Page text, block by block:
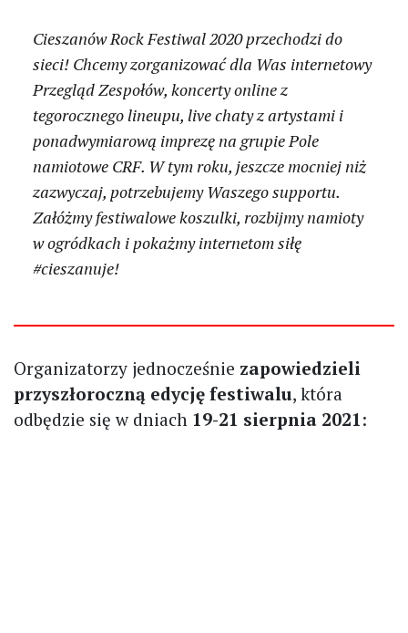
Cieszanów Rock Festiwal 2020 przechodzi do
sieci! Chcemy zorganizować dla Was internetowy
Przegląd Zespołów, koncerty online z
tegorocznego lineupu, live chaty z artystami i
ponadwymiarową imprezę na grupie Pole
namiotowe CRF. W tym roku, jeszcze mocniej niż
zazwyczaj, potrzebujemy Waszego supportu.
Załóżmy festiwalowe koszulki, rozbijmy namioty
w ogródkach i pokażmy internetom siłę
#cieszanuje!
Organizatorzy jednocześnie zapowiedzieli
przyszłoroczną edycję festiwalu, która
odbędzie się w dniach 19-21 sierpnia 2021 :